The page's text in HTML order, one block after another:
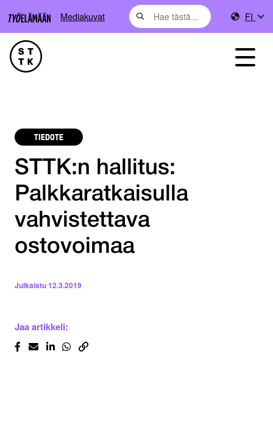
Mediakuvat FI
TIEDOTE
STTK:n hallitus:
Palkkaratkaisulla
vahvistettava
ostovoimaa
Julkaistu12.3.2019
Jaa artikkeli: